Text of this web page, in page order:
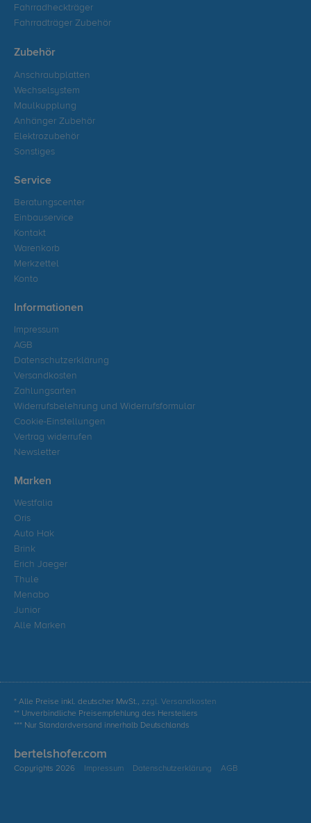
Fahrradheckträger
Fahrradträger Zubehör
Zubehör
Anschraubplatten
Wechselsystem
Maulkupplung
Anhänger Zubehör
Elektrozubehör
Sonstiges
Service
Beratungscenter
Einbauservice
Kontakt
Warenkorb
Merkzettel
Konto
Informationen
Impressum
AGB
Datenschutzerklärung
Versandkosten
Zahlungsarten
Widerrufsbelehrung und Widerrufsformular
Cookie-Einstellungen
Vertrag widerrufen
Newsletter
Marken
Westfalia
Oris
Auto Hak
Brink
Erich Jaeger
Thule
Menabo
Junior
Alle Marken
* Alle Preise inkl. deutscher MwSt., zzgl. Versandkosten
** Unverbindliche Preisempfehlung des Herstellers
*** Nur Standardversand innerhalb Deutschlands
bertelshofer.com
Copyrights 2026 Impressum Datenschutzerklärung AGB